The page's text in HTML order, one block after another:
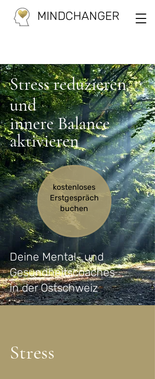
MINDCHANGER
Stress reduzieren
und
innere Balance
aktivieren
kostenloses
Erstgespräch
buchen
Deine Mental- und
Gesundheitscoaches
in der Ostschweiz
Stress